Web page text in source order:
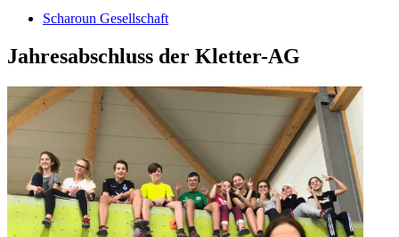
Scharoun Gesellschaft
Jahresabschluss der Kletter-AG